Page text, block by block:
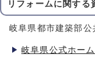
リフォームに関する
岐阜県都市建築部公
岐阜県公式ホー